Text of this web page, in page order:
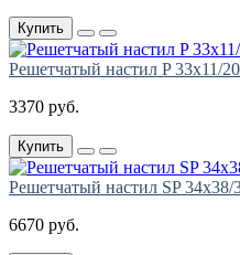
Купить
Решетчатый настил P 33х11/
3370 руб.
Купить
Решетчатый настил SP
6670 руб.